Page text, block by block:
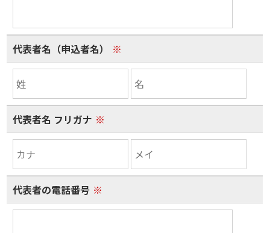
代表者名（申込者名） ※
代表者名 フリガナ ※
代表者の電話番号 ※